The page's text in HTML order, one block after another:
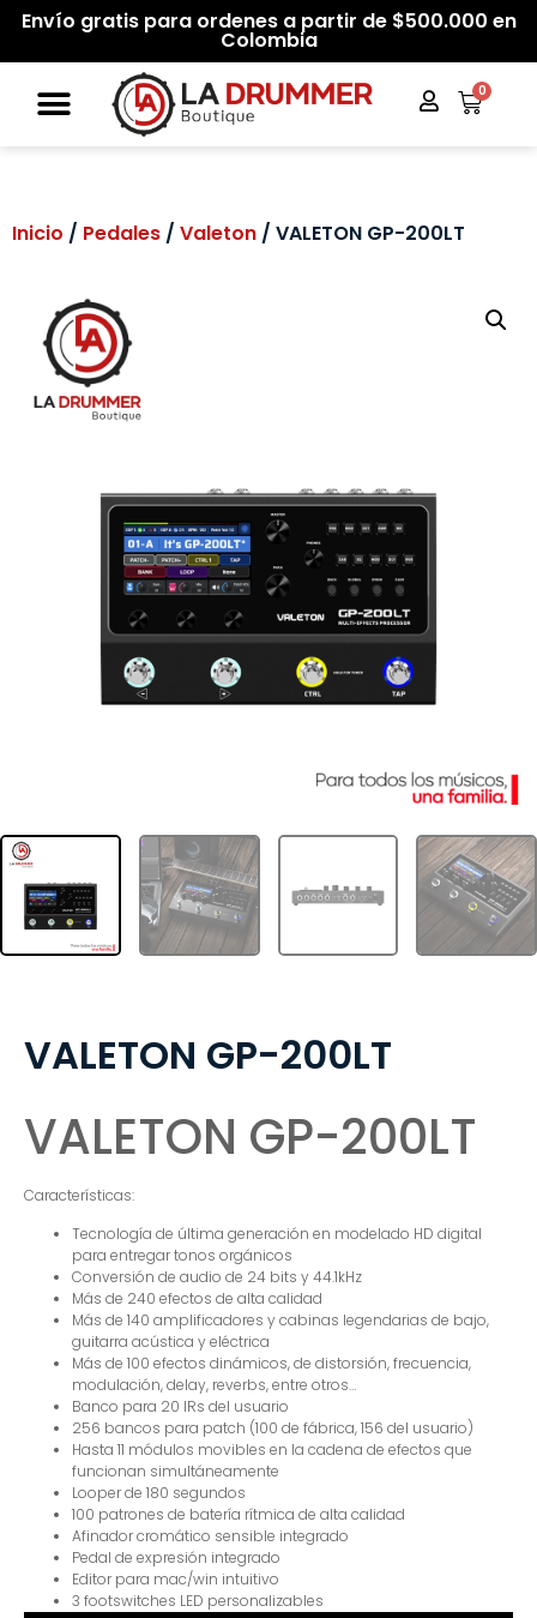
Envío gratis para ordenes a partir de $500.000 en
Colombia
0
Inicio / Pedales / Valeton / VALETON GP-200LT
VALETON GP-200LT
VALETON GP-200LT
Características:
Tecnología de última generación en modelado HD digital
para entregar tonos orgánicos
Conversión de audio de 24 bits y 44.1kHz
Más de 240 efectos de alta calidad
Más de 140 amplificadores y cabinas legendarias de bajo,
guitarra acústica y eléctrica
Más de 100 efectos dinámicos, de distorsión, frecuencia,
modulación, delay, reverbs, entre otros…
Banco para 20 IRs del usuario
256 bancos para patch (100 de fábrica, 156 del usuario)
Hasta 11 módulos movibles en la cadena de efectos que
funcionan simultáneamente
Looper de 180 segundos
100 patrones de batería rítmica de alta calidad
Afinador cromático sensible integrado
Pedal de expresión integrado
Editor para mac/win intuitivo
3 footswitches LED personalizables